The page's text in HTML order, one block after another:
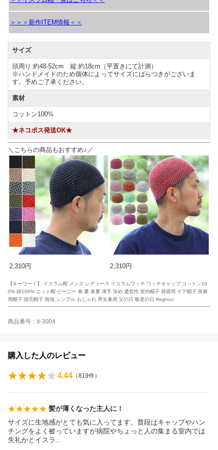
＞＞＞新作ITEM情報＜＜
サイズ
頭周り:約48-52cm 縦:約18cm（平置きにて計測）
※ハンドメイドのため個体によってサイズにばらつきがございま
す。予めご了承ください。
素材
コットン100%
★ネコポス発送OK★
＼こちらの商品もおすすめ♪／
2,310円 2,310円
【キーワード】 イスラム帽 メンズ レディース イスラムワッチ ワッチキャップ コットン10
0% 綿100% ニット帽 ビーニー 春 夏 春夏 薄手 深め 通気性 室内帽子 就寝用 ケア帽子 医療
用帽子 脱毛帽子 無地 シンプル おしゃれ 男女兼用 父の日 敬老の日 Regnuu
商品番号：ti-3004
購入した人のレビュー
4.44 （819件）
髪が薄くなった主人に！
サイズに生地感がとても気に入ってます。普段はキャップやハン
チングをよく被っていますが病院やちょっと人の集まる室内では
失礼かとイスラ